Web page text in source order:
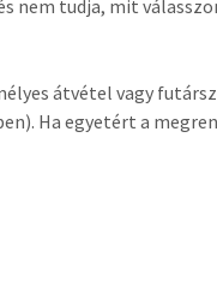
tudja, mit
átvétel vagy
Ha egyetért a